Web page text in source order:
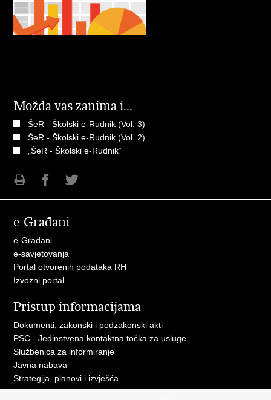
Možda vas zanima i...
ŠeR - Školski e-Rudnik (Vol. 3)
ŠeR - Školski e-Rudnik (Vol. 2)
„ŠeR - Školski e-Rudnik“
FacebookuTwitteru
e-Građani
e-Građani
e-savjetovanja
Portal otvorenih podataka RH
Izvozni portal
Pristup informacijama
Dokumenti, zakonski i podzakonski akti
PSC - Jedinstvena kontaktna točka za usluge
Službenica za informiranje
Javna nabava
Strategija, planovi i izvješća
Savjetovanja sa zainteresiranom javnošću